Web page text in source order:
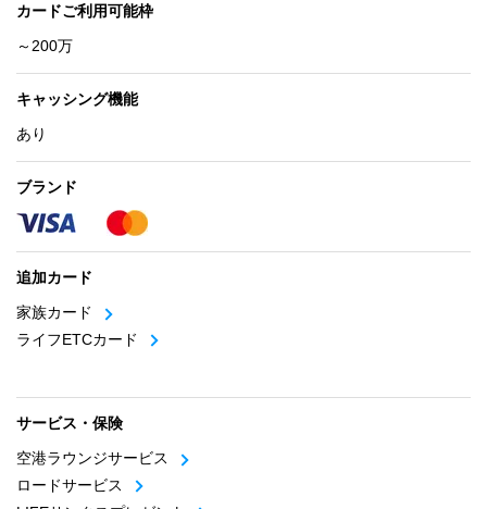
カードご利用可能枠
～200万
キャッシング機能
あり
ブランド
追加カード
家族カード
ライフETCカード
サービス・保険
空港ラウンジサービス
ロードサービス